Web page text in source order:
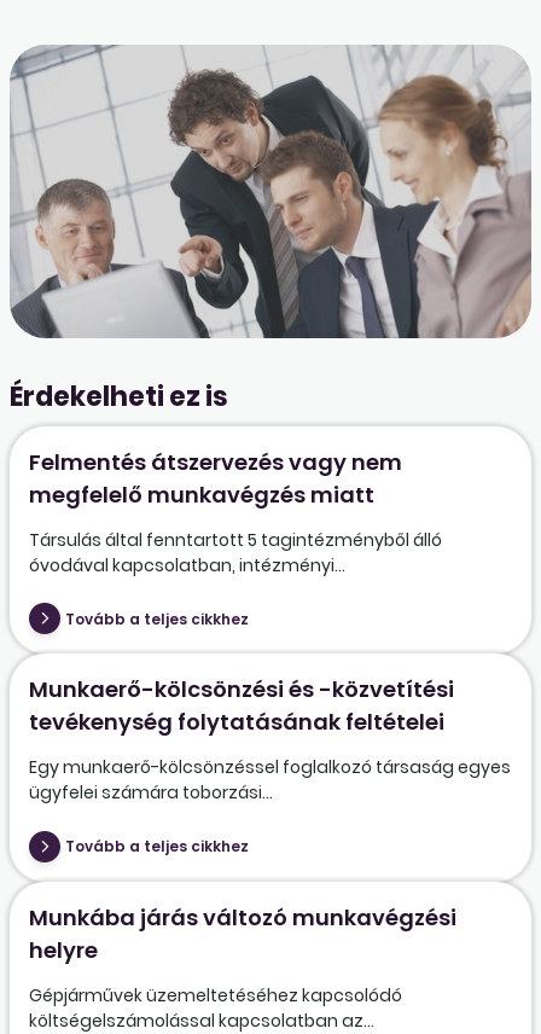
Érdekelheti ez is
Felmentés átszervezés vagy nem
megfelelő munkavégzés miatt
Társulás által fenntartott 5 tagintézményből álló
óvodával kapcsolatban, intézményi...
Tovább a teljes cikkhez
Munkaerő-kölcsönzési és -közvetítési
tevékenység folytatásának feltételei
Egy munkaerő-kölcsönzéssel foglalkozó társaság egyes
ügyfelei számára toborzási...
Tovább a teljes cikkhez
Munkába járás változó munkavégzési
helyre
Gépjárművek üzemeltetéséhez kapcsolódó
költségelszámolással kapcsolatban az...